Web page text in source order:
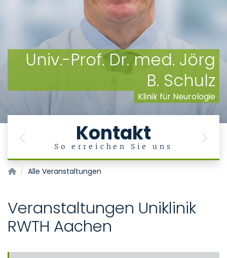
Univ.-Prof. Dr. med. Jörg
B. Schulz
Klinik für Neurologie
Kontakt
So erreichen Sie uns
Previous Next
Klinik für Neurologie
Alle Veranstaltungen
Veranstaltungen Uniklinik
RWTH Aachen